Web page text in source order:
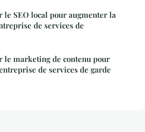
SEO local pour augmenter la
de services de
le marketing de contenu pour
de services de garde